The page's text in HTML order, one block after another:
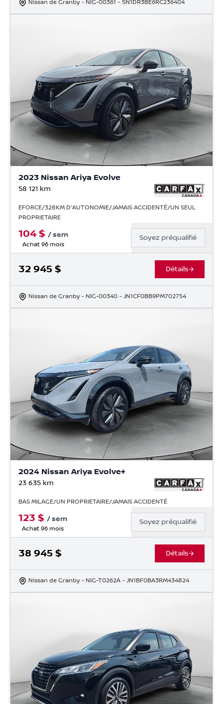
Nissan de Granby - NIG-00361 - 5N1DR3BE6RC236404
2023 Nissan Ariya Evolve
58 121 km
EFORCE/328KM D'AUTONOMIE/JAMAIS ACCIDENTÉ/UN SEUL
PROPRIETAIRE
104 $ /sem
Achat 96 mois
Soyez préqualifié
32 945 $ Détails
Nissan de Granby - NIG-00340 - JN1CF0BB9PM702754
2024 Nissan Ariya Evolve+
23 635 km
BAS MILAGE/UN PROPRIETAIRE/JAMAIS ACCIDENTÉ
123 $ /sem
Achat 96 mois
Soyez préqualifié
38 945 $ Détails
Nissan de Granby - NIG-T0262A - JN1BF0BA3RM434824